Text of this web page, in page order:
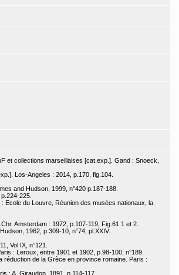
et collections marseillaises [cat.exp.]. Gand : Snoeck,
Los-Angeles : 2014, p.170, fig.104.
and Hudson, 1999, n°420 p.187-188.
225.
: Ecole du Louvre, Réunion des musées nationaux, la
Amsterdam : 1972, p.107-119, Fig.61 1 et 2.
1962, p.309-10, n°74, pl.XXIV.
Vol IX, n°121.
: Leroux, entre 1901 et 1902, p.98-100, n°189.
réduction de la Grèce en province romaine. Paris :
: A. Giraudon, 1891, p.114-117.